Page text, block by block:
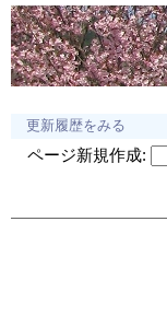
更新履歴をみる
ページ新規作成: